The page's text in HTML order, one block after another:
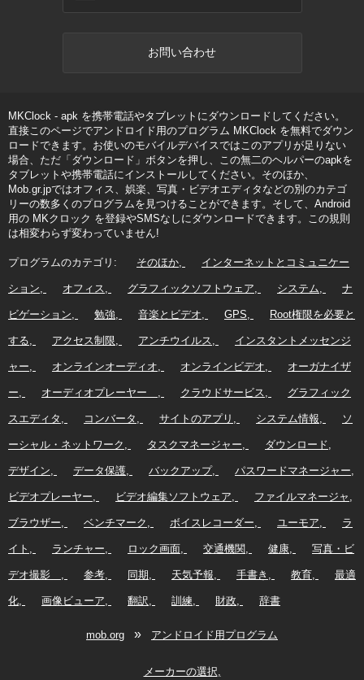
お問い合わせ
MKClock - apk を携帯電話やタブレットにダウンロードしてください。
直接このページでアンドロイド用のプログラム MKClock を無料でダウン
ロードできます。お使いのモバイルデバイスではこのアプリが足りない
場合、ただ「ダウンロード」ボタンを押し、この無二のヘルパーのapkを
タブレットや携帯電話にインストールしてください。そのほか、
Mob.gr.jpではオフィス、娯楽、写真・ビデオエディタなどの別のカテゴ
リーの数多くのプログラムを見つけることができます。そして、Android
用の MKクロック を登録やSMSなしにダウンロードできます。この規則
は相変わらず変わっていません!
プログラムのカテゴリ: そのほか インターネットとコミュニケー
ション オフィス グラフィックソフトウェア システム ナ
ビゲーション 勉強 音楽とビデオ GPS Root権限を必要と
する アクセス制限 アンチウイルス インスタントメッセンジ
ャー オンラインオーディオ オンラインビデオ オーガナイザ
ー オーディオプレーヤー クラウドサービス グラフィック
スエディタ コンバータ サイトのアプリ システム情報 ソ
ーシャル・ネットワーク タスクマネージャー ダウンロード
デザイン データ保護 バックアップ パスワードマネージャー
ビデオプレーヤー ビデオ編集ソフトウェア ファイルマネージャ
ブラウザー ベンチマーク ボイスレコーダー ユーモア ラ
イト ランチャー ロック画面 交通機関 健康 写真・ビ
デオ撮影 参考 同期 天気予報 手書き 教育 最適
化 画像ビューア 翻訳 訓練 財政 辞書
mob.org » アンドロイド用プログラム
メーカーの選択